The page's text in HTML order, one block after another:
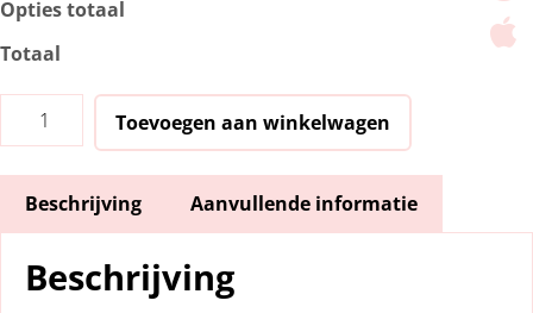
Opties totaal
Totaal
Magic
Mantra
Workshop
De
Hoorneboeg
Toevoegen aan winkelwagen
Beschrijving Aanvullende informatie
Beschrijving